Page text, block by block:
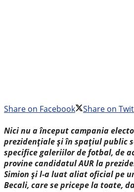
Share on Facebook
Share on
Nici nu a început campania
prezidențiale și în spațiul public
specifice galeriilor de fotbal, de
provine candidatul AUR la
Simion și l-a luat aliat oficial pe
Becali, care se pricepe la toate,